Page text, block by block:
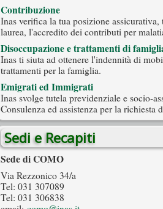
Contribuzione
Inas verifica la tua posizione
laurea, l'accredito dei contributi per
Disoccupazione e trattamenti di
Inas ti siuta ad ottenere l'indennità di
trattamenti per la famiglia.
Emigrati ed Immigrati
Inas svolge tutela previdenziale e socio-
Consulenza ed assistenza per la
Sedi e Recapiti
Sede di COMO
Via Rezzonico 34/a
Tel: 031 307089
Tel: 031 306838